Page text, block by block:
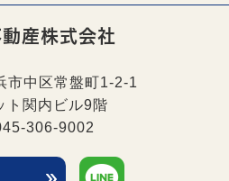
産株式会社
市中区常盤町1-2-1
ト関内ビル9階
306-9002